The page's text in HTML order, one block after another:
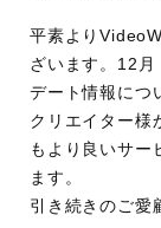
平素より
ざいます。12
デート情報につ
クリエイター様
もより良いサー
ます。
引き続きのご愛